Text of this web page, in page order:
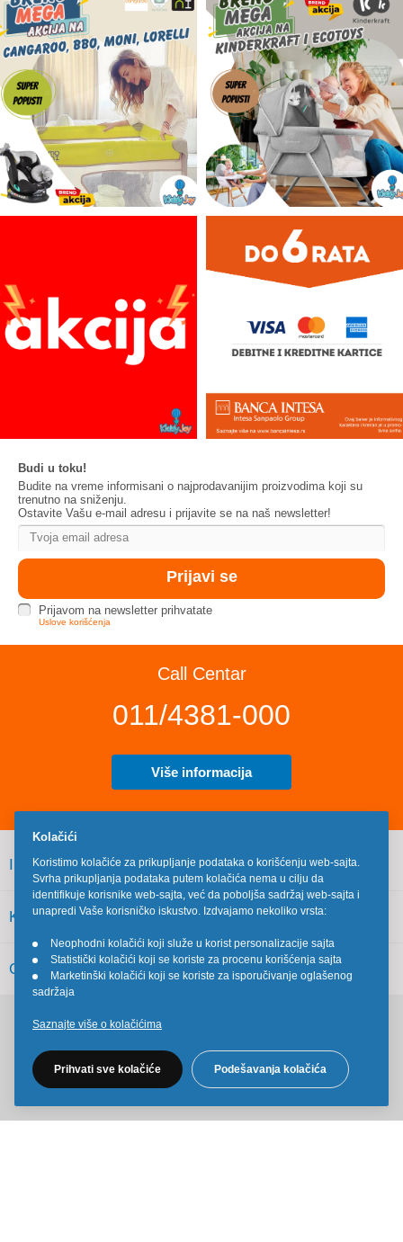
Budi u toku!
Budite na vreme informisani o najprodavanijim proizvodima koji su
trenutno na sniženju.
Ostavite Vašu e-mail adresu i prijavite se na naš newsletter!
Prijavom na newsletter prihvatate
Uslove korišćenja
Call Centar
011/4381-000
Više informacija
INFORMACIJE
KORISNIČKI SERVIS
OSTALO
Kolačići
Koristimo kolačiće za prikupljanje podataka o korišćenju web-sajta.
Svrha prikupljanja podataka putem kolačića nema u cilju da
identifikuje korisnike web-sajta, već da poboljša sadržaj web-sajta i
unapredi Vaše korisničko iskustvo. Izdvajamo nekoliko vrsta:
•
Neophodni kolačići koji služe u korist personalizacije sajta
•
Statistički kolačići koji se koriste za procenu korišćenja sajta
•
Marketinški kolačići koji se koriste za isporučivanje oglašenog
sadržaja
Saznajte više o kolačićima
Prihvati sve kolačiće Podešavanja kolačića